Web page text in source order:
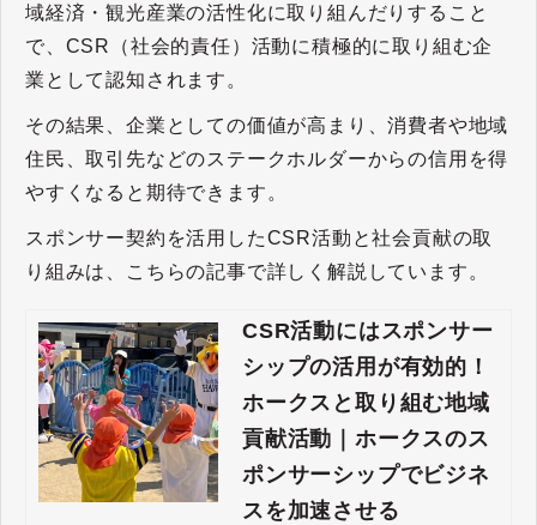
域経済・観光産業の活性化に取り組んだりすること
で、CSR（社会的責任）活動に積極的に取り組む企
業として認知されます。
その結果、企業としての価値が高まり、消費者や地域
住民、取引先などのステークホルダーからの信用を得
やすくなると期待できます。
スポンサー契約を活用したCSR活動と社会貢献の取
り組みは、こちらの記事で詳しく解説しています。
CSR活動にはスポンサー
シップの活用が有効的！
ホークスと取り組む地域
貢献活動｜ホークスのス
ポンサーシップでビジネ
スを加速させる